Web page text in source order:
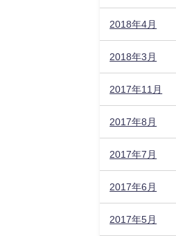
2018年4月
2018年3月
2017年11月
2017年8月
2017年7月
2017年6月
2017年5月